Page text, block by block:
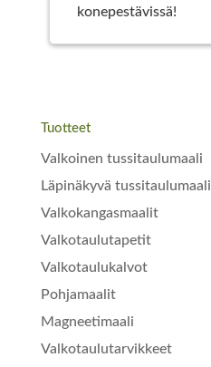
konepestävissä!
Tuotteet
Valkoinen tussitaulumaali
Läpinäkyvä tussitaulumaali
Valkokangasmaalit
Valkotaulutapetit
Valkotaulukalvot
Pohjamaalit
Magneetimaali
Valkotaulutarvikkeet